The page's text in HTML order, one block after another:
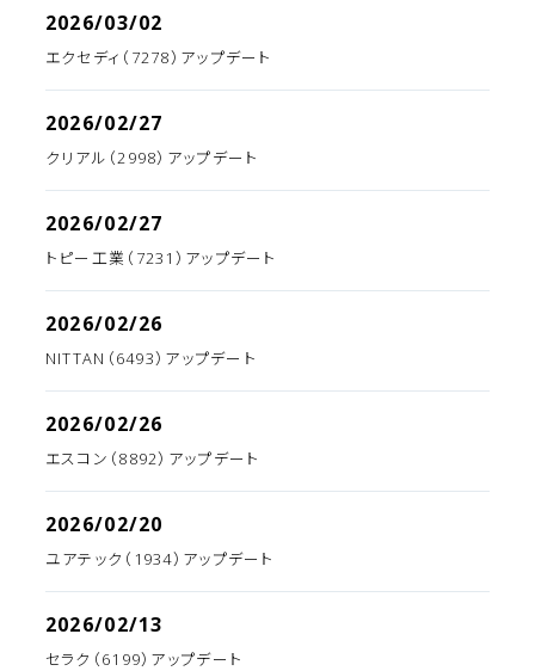
2026/03/02
エクセディ（7278）アップデート
2026/02/27
クリアル（2998）アップデート
2026/02/27
トピー工業（7231）アップデート
2026/02/26
NITTAN（6493）アップデート
2026/02/26
エスコン（8892）アップデート
2026/02/20
ユアテック（1934）アップデート
2026/02/13
セラク（6199）アップデート